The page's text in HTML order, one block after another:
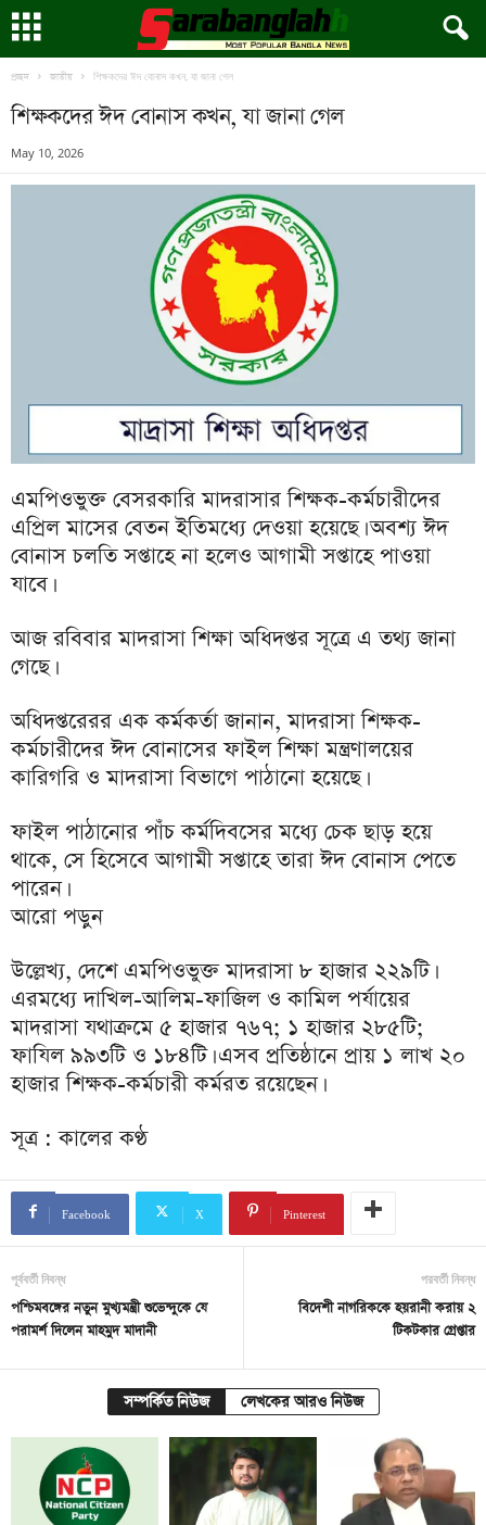
প্রচ্ছদ জাতীয় শিক্ষকদের ঈদ বোনাস কখন, যা জানা গেল
শিক্ষকদের ঈদ বোনাস কখন, যা জানা গেল
May 10, 2026
এমপিওভুক্ত বেসরকারি মাদরাসার শিক্ষক-কর্মচারীদের
এপ্রিল মাসের বেতন ইতিমধ্যে দেওয়া হয়েছে। অবশ্য ঈদ
বোনাস চলতি সপ্তাহে না হলেও আগামী সপ্তাহে পাওয়া
যাবে।
আজ রবিবার মাদরাসা শিক্ষা অধিদপ্তর সূত্রে এ তথ্য জানা
গেছে।
অধিদপ্তরেরর এক কর্মকর্তা জানান, মাদরাসা শিক্ষক-
কর্মচারীদের ঈদ বোনাসের ফাইল শিক্ষা মন্ত্রণালয়ের
কারিগরি ও মাদরাসা বিভাগে পাঠানো হয়েছে।
ফাইল পাঠানোর পাঁচ কর্মদিবসের মধ্যে চেক ছাড় হয়ে
থাকে, সে হিসেবে আগামী সপ্তাহে তারা ঈদ বোনাস পেতে
পারেন।
আরো পড়ুন
উল্লেখ্য, দেশে এমপিওভুক্ত মাদরাসা ৮ হাজার ২২৯টি।
এরমধ্যে দাখিল-আলিম-ফাজিল ও কামিল পর্যায়ের
মাদরাসা যথাক্রমে ৫ হাজার ৭৬৭; ১ হাজার ২৮৫টি;
ফাযিল ৯৯৩টি ও ১৮৪টি। এসব প্রতিষ্ঠানে প্রায় ১ লাখ ২০
হাজার শিক্ষক-কর্মচারী কর্মরত রয়েছেন।
সূত্র : কালের কণ্ঠ
Facebook X Pinterest
পূর্ববর্তী নিবন্ধ
পশ্চিমবঙ্গের নতুন মুখ্যমন্ত্রী শুভেন্দুকে যে
পরামর্শ দিলেন মাহমুদ মাদানী
পরবর্তী নিবন্ধ
বিদেশী নাগরিককে হয়রানী করায় ২
টিকটকার গ্রেপ্তার
সম্পর্কিত নিউজ লেখকের আরও নিউজ